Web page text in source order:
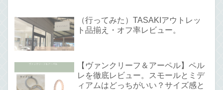
（行ってみた）TASAKIアウトレッ
ト品揃え・オフ率レビュー。
【ヴァンクリーフ＆アーペル】ペル
レを徹底レビュー。スモールとミデ
ィアムはどっちがいい？サイズ感と